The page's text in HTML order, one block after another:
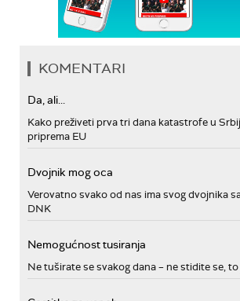
KOMENTARI
Da, ali...
Kako preživeti prva tri dana katastrofe u
priprema EU
Dvojnik mog oca
Verovatno svako od nas ima svog dvojnika
DNK
Nemogućnost tusiranja
Ne tuširate se svakog dana – ne stidite se,